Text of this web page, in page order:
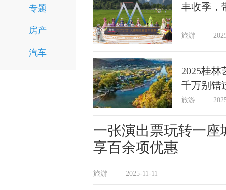
专题
房产
汽车
丰收季，
旅游
2025桂
千万别错
旅游
一张演出票玩转一
享百余项优惠
旅游 2025-11-11